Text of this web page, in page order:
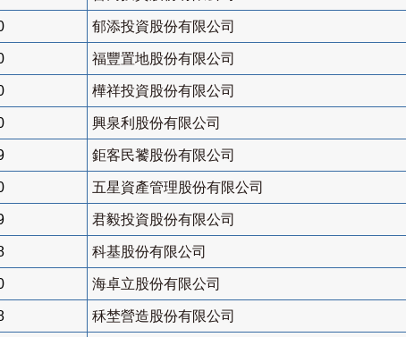
郁添投資股份有限公司
福豐置地股份有限公司
樺祥投資股份有限公司
興泉利股份有限公司
鉅客民饕股份有限公司
五星資產管理股份有限公司
君毅投資股份有限公司
科基股份有限公司
海卓立股份有限公司
秝埜營造股份有限公司